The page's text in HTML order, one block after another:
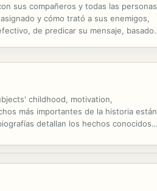
sus compañeros y todas las personas
y cómo trató a sus enemigos,
de predicar su mensaje, basado
childhood, motivation,
más importantes de la historia están
detallan los hechos conocidos